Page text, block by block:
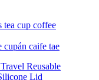
caife tae